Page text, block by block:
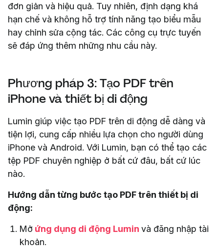
đơn giản và hiệu quả. Tuy nhiên, định dạng khá
hạn chế và không hỗ trợ tính năng tạo biểu mẫu
hay chỉnh sửa cộng tác. Các công cụ trực tuyến
sẽ đáp ứng thêm những nhu cầu này.
Phương pháp 3: Tạo PDF trên
iPhone và thiết bị di động
Lumin giúp việc tạo PDF trên di động dễ dàng và
tiện lợi, cung cấp nhiều lựa chọn cho người dùng
iPhone và Android. Với Lumin, bạn có thể tạo các
tệp PDF chuyên nghiệp ở bất cứ đâu, bất cứ lúc
nào.
Hướng dẫn từng bước tạo PDF trên thiết bị di
động:
Mở ứng dụng di động Lumin và đăng nhập tài
khoản.